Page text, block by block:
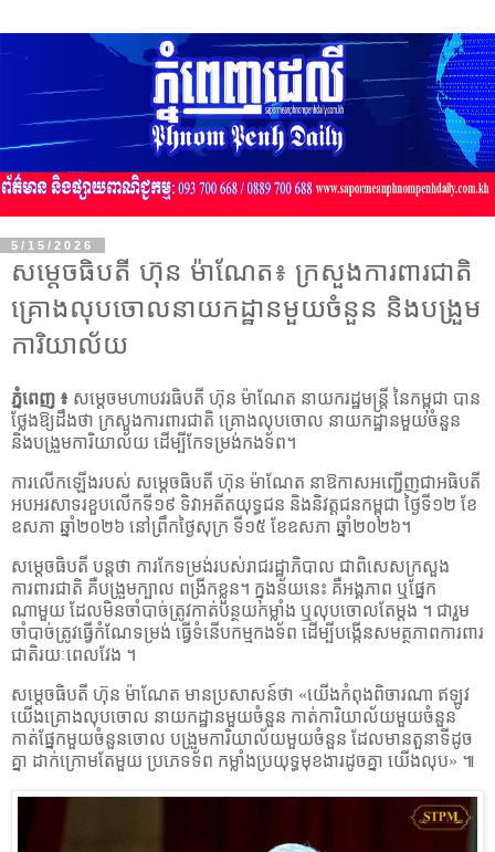
5/15/2026
សម្តេចធិបតី ហ៊ុន ម៉ាណែត៖ ក្រសួងការពារជាតិ
គ្រោងលុបចោលនាយកដ្ឋានមួយចំនួន និងបង្រួម
ការិយាល័យ
ភ្នំពេញ ៖ សម្តេចមហាបវរធិបតី ហ៊ុន ម៉ាណែត នាយករដ្ឋមន្ត្រី នៃកម្ពុជា បាន
ថ្លែងឱ្យដឹងថា ក្រសួងការពារជាតិ គ្រោងលុបចោល នាយកដ្ឋានមួយចំនួន
និងបង្រួមការិយាល័យ ដើម្បីកែទម្រង់កងទ័ព។
ការលើកឡើងរបស់ សម្តេចធិបតី ហ៊ុន ម៉ាណែត នាឱកាសអញ្ជើញជាអធិបតី
អបអរសាទរខួបលើកទី១៩ ទិវាអតីតយុទ្ធជន និងនិវត្តជនកម្ពុជា ថ្ងៃទី១២ ខែ
ឧសភា ឆ្នាំ២០២៦ នៅព្រឹកថ្ងៃសុក្រ ទី១៥ ខែឧសភា ឆ្នាំ២០២៦។
សម្ដេចធិបតី បន្ដថា ការកែទម្រង់របស់រាជរដ្ឋាភិបាល ជាពិសេសក្រសួង
ការពារជាតិ គឺបង្រួមក្បាល ពង្រីកខ្លួន។ ក្នុងន័យនេះ គឺអង្គភាព ឬផ្នែក
ណាមួយ ដែលមិនចាំបាច់ត្រូវកាត់បន្ថយកម្លាំង ឬលុបចោលតែម្ដង ។ ជារួម
ចាំបាច់ត្រូវធ្វើកំណែទម្រង់ ធ្វើទំនើបកម្មកងទ័ព ដើម្បីបង្កើនសមត្ថភាពការពារ
ជាតិរយៈពេលវែង ។
សម្ដេចធិបតី ហ៊ុន ម៉ាណែត មានប្រសាសន៍ថា «យើងកំពុងពិចារណា ឥឡូវ
យើងគ្រោងលុបចោល នាយកដ្ឋានមួយចំនួន កាត់ការិយាល័យមួយចំនួន
កាត់ផ្នែកមួយចំនួនចោល បង្រួមការិយាល័យមួយចំនួន ដែលមានតួនាទីដូច
គ្នា ដាក់ក្រោមតែមួយ ប្រភេទទ័ព កម្លាំងប្រយុទ្ធមុខងារដូចគ្នា យើងលុប» ៕